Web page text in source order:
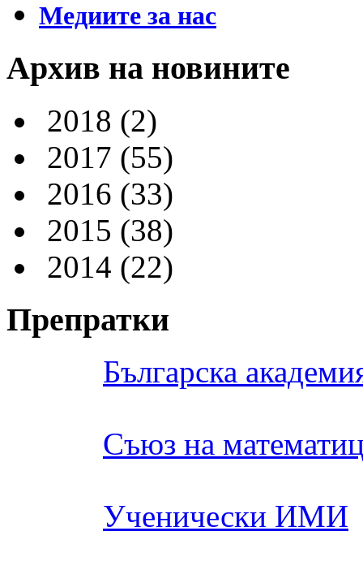
Медиите за нас
Архив на новините
2018 (2)
2017 (55)
2016 (33)
2015 (38)
2014 (22)
Препратки
Българска
Съюз на
Ученически ИМИ